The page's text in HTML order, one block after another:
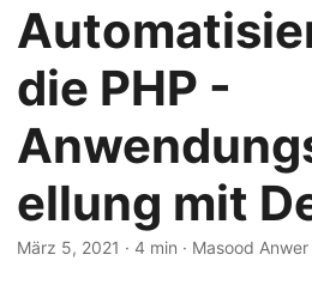
v
i
g
t
i
o
n
die PHP -
ellung mit
März 5, 2021 · 4 min · Masood Anwer